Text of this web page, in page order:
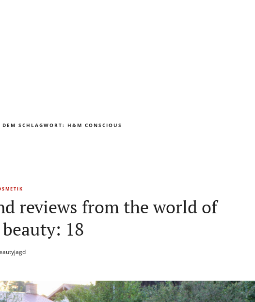
SCHLAGWORT: H&M CONSCIOUS
reviews from the world of
18